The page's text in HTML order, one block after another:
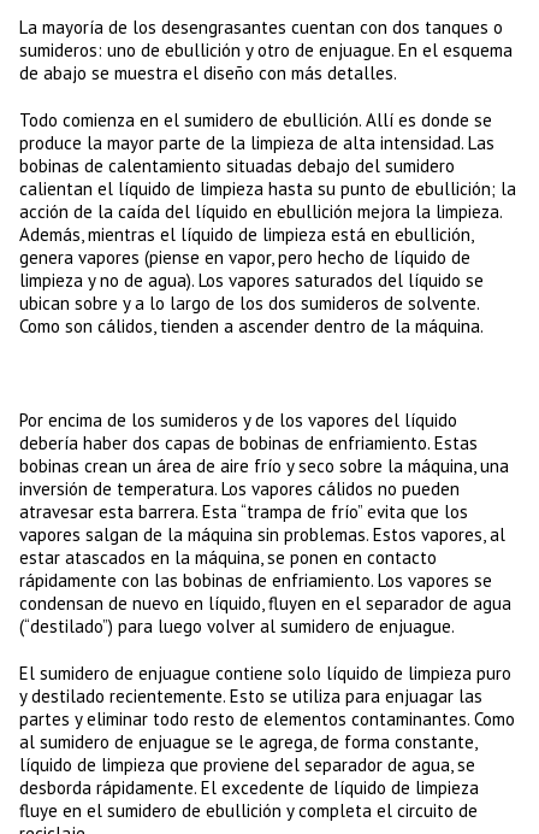
La mayoría de los desengrasantes cuentan con dos tanques o
sumideros: uno de ebullición y otro de enjuague. En el esquema
de abajo se muestra el diseño con más detalles.
Todo comienza en el sumidero de ebullición. Allí es donde se
produce la mayor parte de la limpieza de alta intensidad. Las
bobinas de calentamiento situadas debajo del sumidero
calientan el líquido de limpieza hasta su punto de ebullición; la
acción de la caída del líquido en ebullición mejora la limpieza.
Además, mientras el líquido de limpieza está en ebullición,
genera vapores (piense en vapor, pero hecho de líquido de
limpieza y no de agua). Los vapores saturados del líquido se
ubican sobre y a lo largo de los dos sumideros de solvente.
Como son cálidos, tienden a ascender dentro de la máquina.
Por encima de los sumideros y de los vapores del líquido
debería haber dos capas de bobinas de enfriamiento. Estas
bobinas crean un área de aire frío y seco sobre la máquina, una
inversión de temperatura. Los vapores cálidos no pueden
atravesar esta barrera. Esta “trampa de frío” evita que los
vapores salgan de la máquina sin problemas. Estos vapores, al
estar atascados en la máquina, se ponen en contacto
rápidamente con las bobinas de enfriamiento. Los vapores se
condensan de nuevo en líquido, fluyen en el separador de agua
(“destilado”) para luego volver al sumidero de enjuague.
El sumidero de enjuague contiene solo líquido de limpieza puro
y destilado recientemente. Esto se utiliza para enjuagar las
partes y eliminar todo resto de elementos contaminantes. Como
al sumidero de enjuague se le agrega, de forma constante,
líquido de limpieza que proviene del separador de agua, se
desborda rápidamente. El excedente de líquido de limpieza
fluye en el sumidero de ebullición y completa el circuito de